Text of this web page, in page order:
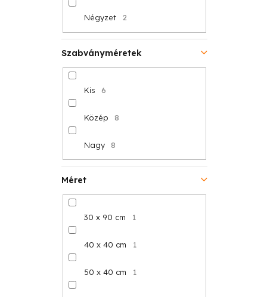
Méret
30 x 90 cm 1
40 x 40 cm 1
50 x 40 cm 1
Négyzet 2
Szabványméretek
Kis 6
Közép 8
Nagy 8